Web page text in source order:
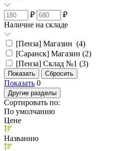
₽
₽
Наличие на складе
[Пенза] Магазин (4)
[Саранск] Магазин (2)
[Пенза] Склад №1 (3)
Показать 0
Другие разделы
Сортировать по:
По умолчанию
Цене
Названию